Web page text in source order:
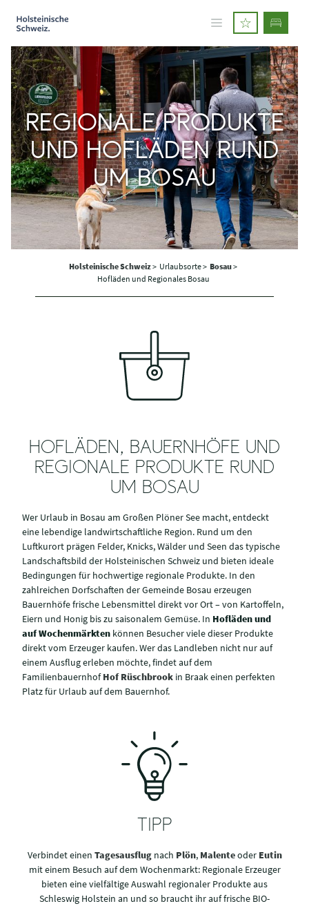
REGIONALE PRODUKTE
UND HOFLÄDEN RUND
UM BOSAU
Holsteinische Schweiz> Urlaubsorte > Bosau>
Hofläden und Regionales Bosau
HOFLÄDEN, BAUERNHÖFE UND
REGIONALE PRODUKTE RUND
UM BOSAU
Wer Urlaub in Bosau am Großen Plöner See macht, entdeckt
eine lebendige landwirtschaftliche Region. Rund um den
Luftkurort prägen Felder, Knicks, Wälder und Seen das typische
Landschaftsbild der Holsteinischen Schweiz und bieten ideale
Bedingungen für hochwertige regionale Produkte. In den
zahlreichen Dorfschaften der Gemeinde Bosau erzeugen
Bauernhöfe frische Lebensmittel direkt vor Ort – von Kartoffeln,
Eiern und Honig bis zu saisonalem Gemüse. In Hofläden und
auf Wochenmärkten können Besucher viele dieser Produkte
direkt vom Erzeuger kaufen. Wer das Landleben nicht nur auf
einem Ausflug erleben möchte, findet auf dem
FamilienbauernhofHof Rüschbrook in Braak einen perfekten
Platz für Urlaub auf dem Bauernhof.
TIPP
Verbindet einen Tagesausflugnach Plön, Malenteoder Eutin
mit einem Besuch auf dem Wochenmarkt: Regionale Erzeuger
bieten eine vielfältige Auswahl regionaler Produkte aus
Schleswig Holstein an und so braucht ihr auf frische BIO-